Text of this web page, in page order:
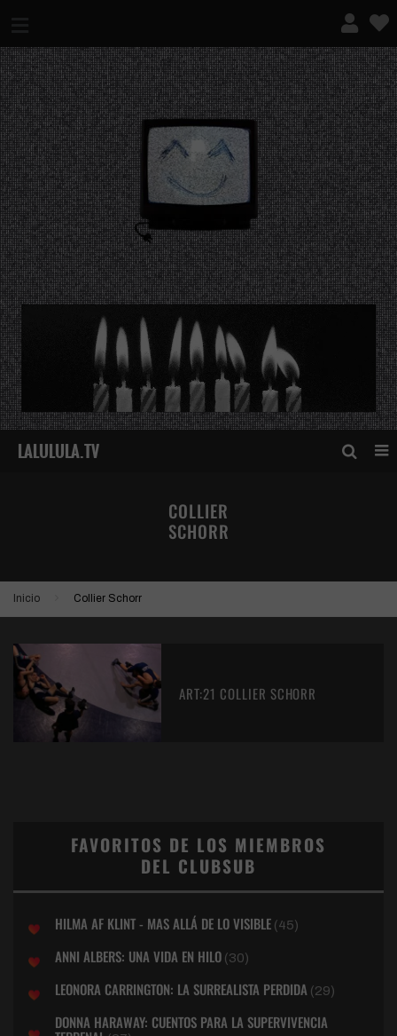
¿QUÉ ES ESTO?
COLLIER
SCHORR
Inicio Collier Schorr
ART:21 COLLIER SCHORR
FAVORITOS DE LOS MIEMBROS
DEL CLUBSUB
HILMA AF KLINT - MAS ALLÁ DE LO VISIBLE (45)
ANNI ALBERS: UNA VIDA EN HILO (30)
LEONORA CARRINGTON: LA SURREALISTA PERDIDA (29)
DONNA HARAWAY: CUENTOS PARA LA SUPERVIVENCIA